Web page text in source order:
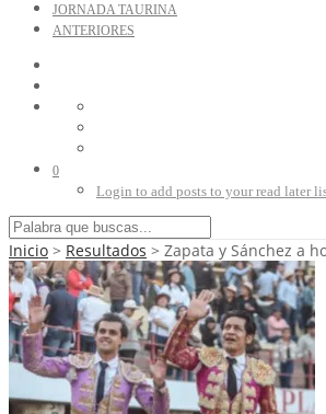
JORNADA TAURINA
ANTERIORES
0
Login to add posts to your read later
Inicio > Resultados > Zapata y Sánchez a